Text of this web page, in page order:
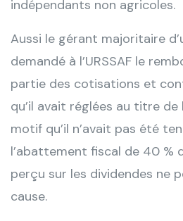
indépendants non agricoles.
Aussi le gérant majoritaire
demandé à l’URSSAF le
partie des cotisations et
qu’il avait réglées au titre de
motif qu’il n’avait pas été
l’abattement fiscal de 40 %
perçu sur les dividendes ne
cause.